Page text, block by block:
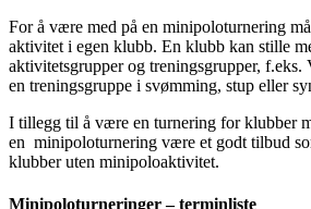
For å være med på en minipoloturnering
aktivitet i egen klubb. En klubb kan stille
aktivitetsgrupper og treningsgrupper,
en treningsgruppe i svømming, stup eller
I tillegg til å være en turnering for klubber
en minipoloturnering være et godt tilbud
klubber uten minipoloaktivitet.
Minipoloturneringer – terminliste